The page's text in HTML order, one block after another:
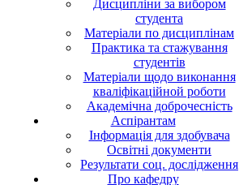
Дисципліни за вибором
студента
Матеріали по дисциплінам
Практика та стажування
студентів
Матеріали щодо виконання
кваліфікаційной роботи
Академічна доброчесність
Аспірантам
Інформація для здобувача
Освітні документи
Результати соц. дослідження
Про кафедру